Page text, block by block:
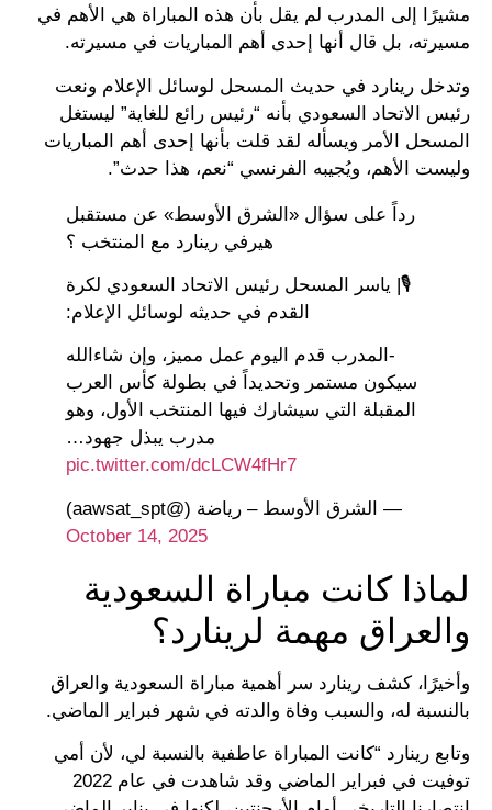
مشيرًا إلى المدرب لم يقل بأن هذه المباراة هي الأهم في
مسيرته، بل قال أنها إحدى أهم المباريات في مسيرته.
وتدخل رينارد في حديث المسحل لوسائل الإعلام ونعت
رئيس الاتحاد السعودي بأنه “رئيس رائع للغاية” ليستغل
المسحل الأمر ويسأله لقد قلت بأنها إحدى أهم المباريات
وليست الأهم، ويُجيبه الفرنسي “نعم، هذا حدث”.
رداً على سؤال «الشرق الأوسط» عن مستقبل
هيرفي رينارد مع المنتخب ؟
🎙️| ياسر المسحل رئيس الاتحاد السعودي لكرة
القدم في حديثه لوسائل الإعلام:
-المدرب قدم اليوم عمل مميز، وإن شاءالله
سيكون مستمر وتحديداً في بطولة كأس العرب
المقبلة التي سيشارك فيها المنتخب الأول، وهو
مدرب يبذل جهود…
pic.twitter.com/dcLCW4fHr7
— الشرق الأوسط – رياضة (@aawsat_spt)
October 14, 2025
لماذا كانت مباراة السعودية
والعراق مهمة لرينارد؟
وأخيرًا، كشف رينارد سر أهمية مباراة السعودية والعراق
بالنسبة له، والسبب وفاة والدته في شهر فبراير الماضي.
وتابع رينارد “كانت المباراة عاطفية بالنسبة لي، لأن أمي
توفيت في فبراير الماضي وقد شاهدت في عام 2022